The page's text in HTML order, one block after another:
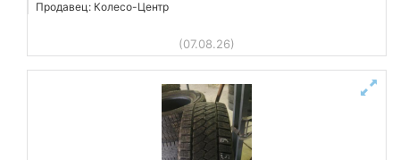
Продавец: Колесо-Центр
(07.08.26)